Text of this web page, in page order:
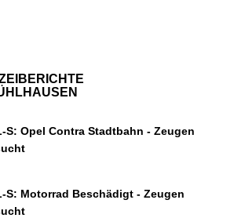
S: Opel Contra Stadtbahn - Zeugen
S: Motorrad Beschädigt - Zeugen